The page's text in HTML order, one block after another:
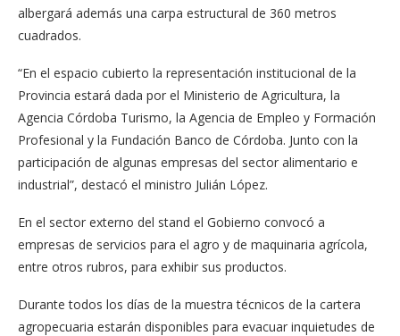
albergará además una carpa estructural de 360 metros
cuadrados.
“En el espacio cubierto la representación institucional de la
Provincia estará dada por el Ministerio de Agricultura, la
Agencia Córdoba Turismo, la Agencia de Empleo y Formación
Profesional y la Fundación Banco de Córdoba. Junto con la
participación de algunas empresas del sector alimentario e
industrial”, destacó el ministro Julián López.
En el sector externo del stand el Gobierno convocó a
empresas de servicios para el agro y de maquinaria agrícola,
entre otros rubros, para exhibir sus productos.
Durante todos los días de la muestra técnicos de la cartera
agropecuaria estarán disponibles para evacuar inquietudes de